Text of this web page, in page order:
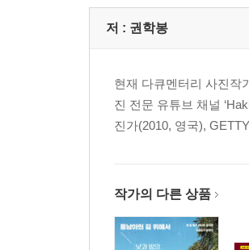
저 : 권학봉
현재 다큐멘터리 사진작
진 전문 유튜브 채널
진가(2010, 영국),
작가의 다른 상품